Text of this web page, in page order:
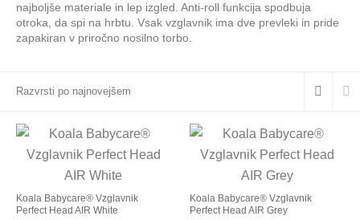
najboljše materiale in lep izgled. Anti-roll funkcija spodbuja
otroka, da spi na hrbtu. Vsak vzglavnik ima dve prevleki in pride
zapakiran v priročno nosilno torbo.
Koala Babycare® Vzglavnik
Perfect Head AIR White
Koala Babycare® Vzglavnik
Perfect Head AIR Grey